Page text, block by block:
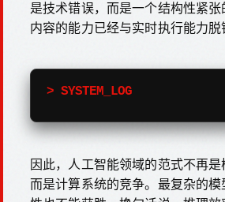
是技术错误，而是一个结构性紧
内容的能力已经与实时执行能力脱
> SYSTEM_LOG
因此，人工智能领域的范式不再是
而是计算系统的竞争。最复杂的